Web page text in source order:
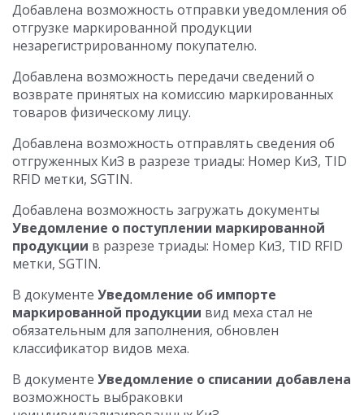
Добавлена возможность отправки уведомления об
отгрузке маркированной продукции
незарегистрированному покупателю.
Добавлена возможность передачи сведений о
возврате принятых на комиссию маркированных
товаров физическому лицу.
Добавлена возможность отправлять сведения об
отгруженных КиЗ в разрезе триады: Номер КиЗ, TID
RFID метки, SGTIN.
Добавлена возможность загружать документы
Уведомление о поступлении маркированной
продукции в разрезе триады: Номер КиЗ, TID RFID
метки, SGTIN.
В документе Уведомление об импорте
маркированной продукции вид меха стал не
обязательным для заполнения, обновлен
классификатор видов меха.
В документе Уведомление о списании добавлена
возможность выбраковки